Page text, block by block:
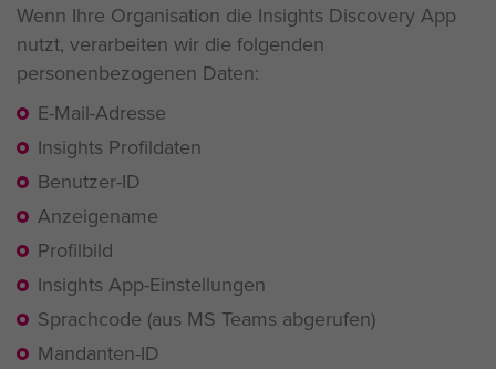
Wenn Ihre Organisation die Insights Discovery App
nutzt, verarbeiten wir die folgenden
personenbezogenen Daten:
E-Mail-Adresse
Insights Profildaten
Benutzer-ID
Anzeigename
Profilbild
Insights App-Einstellungen
Sprachcode (aus MS Teams abgerufen)
Mandanten-ID